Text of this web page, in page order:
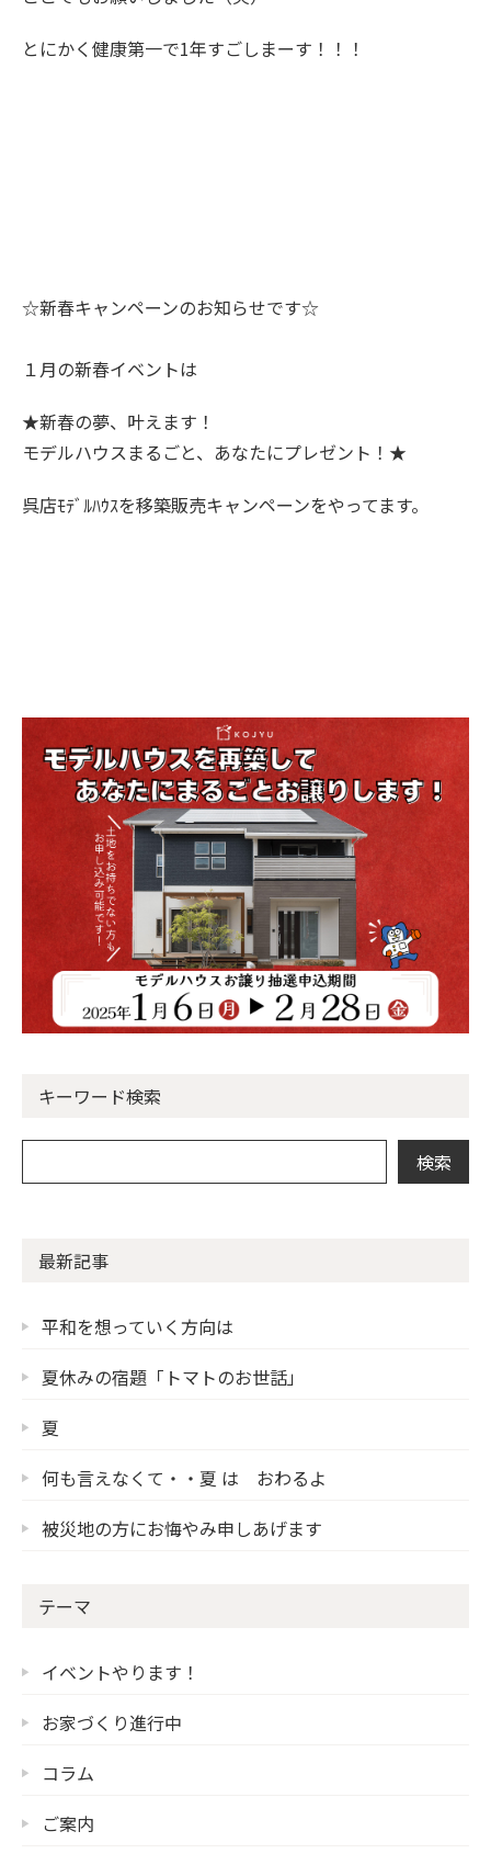
とにかく健康第一で1年すごしまーす！！！
☆新春キャンペーンのお知らせです☆
１月の新春イベントは
★新春の夢、叶えます！
モデルハウスまるごと、あなたにプレゼント！★
呉店ﾓﾃﾞﾙﾊｳｽを移築販売キャンペーンをやってます。
キーワード検索
最新記事
平和を想っていく方向は
夏休みの宿題「トマトのお世話」
夏
何も言えなくて・・夏 は おわるよ
被災地の方にお悔やみ申しあげます
テーマ
イベントやります！
お家づくり進行中
コラム
ご案内